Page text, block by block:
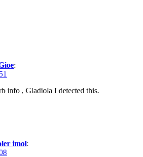
:
info , Gladiola I detected this.
imol: